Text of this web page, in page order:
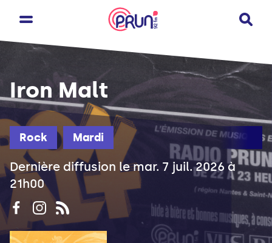
Rock Mardi
Iron Malt
Dernière diffusion le mar. 7 juil. 2026 à
21h00